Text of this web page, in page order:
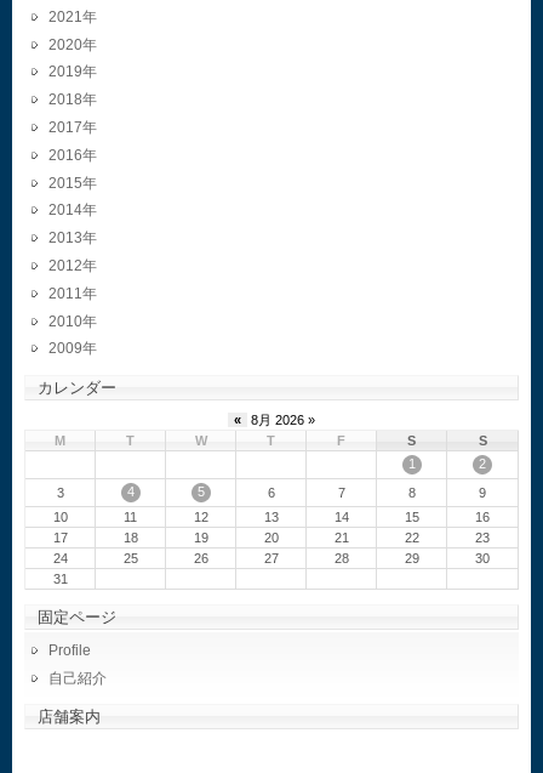
2021
2020
2019
2018
2017
2016
2015
2014
2013
2012
2011
2010
2009
カレンダー
«
8月 2026 »
M
T W T F S
S
1
2
3
4 5 6 7 8
9
10
11 12 13 14 15
16
17
18 19 20 21 22
23
24
25 26 27 28 29
30
31
固定ページ
Profile
自己紹介
店舗案内